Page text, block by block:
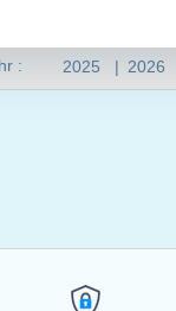
: 2025 | 2026